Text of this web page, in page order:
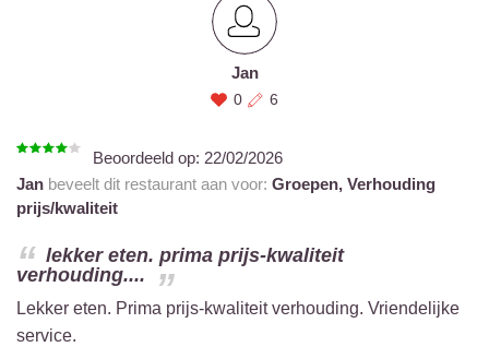
Jan
0 6
Beoordeeld op: 22/02/2026
Jan beveelt dit restaurant aan voor: Groepen, Verhouding
prijs/kwaliteit
lekker eten. prima prijs-kwaliteit
verhouding....
Lekker eten. Prima prijs-kwaliteit verhouding. Vriendelijke
service.